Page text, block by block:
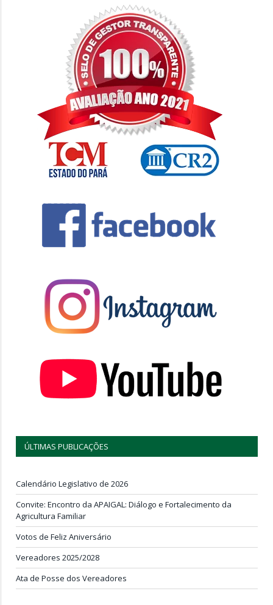
ÚLTIMAS PUBLICAÇÕES
Calendário Legislativo de 2026
Convite: Encontro da APAIGAL: Diálogo e Fortalecimento da
Agricultura Familiar
Votos de Feliz Aniversário
Vereadores 2025/2028
Ata de Posse dos Vereadores